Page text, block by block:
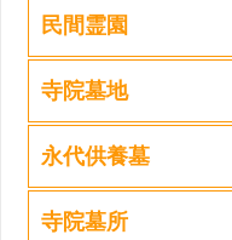
民間霊園
寺院墓地
永代供養墓
寺院墓所